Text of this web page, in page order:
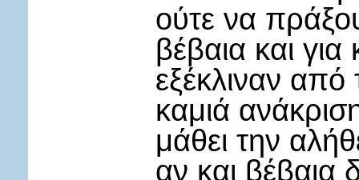
ούτε να
βέβαια και
εξέκλιναν από
καμιά
μάθει την
αν και βέβαια